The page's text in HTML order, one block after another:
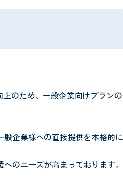
のため、一般企業向けプランの
企業様への直接提供を本格的に
のニーズが高まっております。